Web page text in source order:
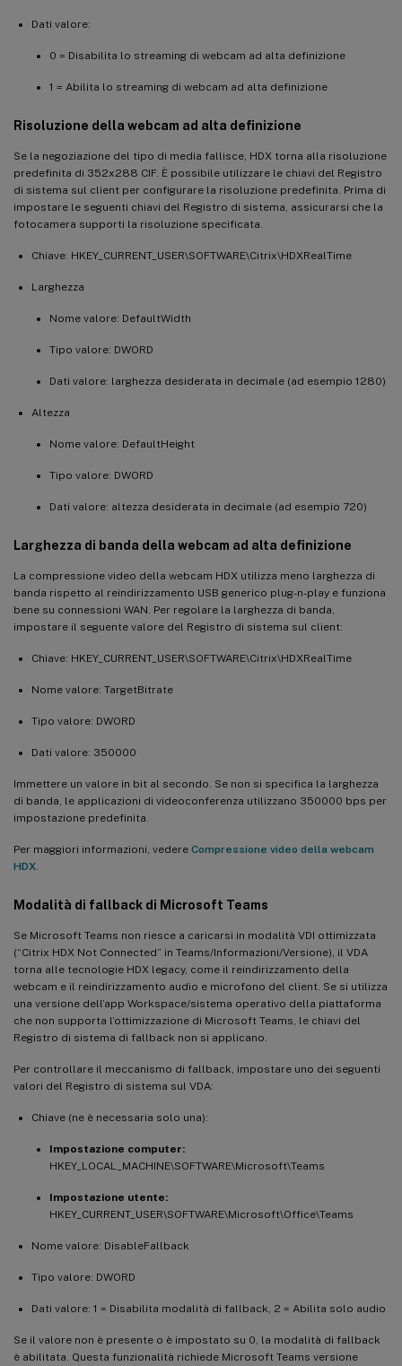
Dati valore:
0 = Disabilita lo streaming di webcam ad alta definizione
1 = Abilita lo streaming di webcam ad alta definizione
Risoluzione della webcam ad alta definizione
Se la negoziazione del tipo di media fallisce, HDX torna alla risoluzione
predefinita di 352x288 CIF. È possibile utilizzare le chiavi del Registro
di sistema sul client per configurare la risoluzione predefinita. Prima di
impostare le seguenti chiavi del Registro di sistema, assicurarsi che la
fotocamera supporti la risoluzione specificata.
Chiave: HKEY_CURRENT_USER\SOFTWARE\Citrix\HDXRealTime
Larghezza
Nome valore: DefaultWidth
Tipo valore: DWORD
Dati valore: larghezza desiderata in decimale (ad esempio 1280)
Altezza
Nome valore: DefaultHeight
Tipo valore: DWORD
Dati valore: altezza desiderata in decimale (ad esempio 720)
Larghezza di banda della webcam ad alta definizione
La compressione video della webcam HDX utilizza meno larghezza di
banda rispetto al reindirizzamento USB generico plug-n-play e funziona
bene su connessioni WAN. Per regolare la larghezza di banda,
impostare il seguente valore del Registro di sistema sul client:
Chiave: HKEY_CURRENT_USER\SOFTWARE\Citrix\HDXRealTime
Nome valore: TargetBitrate
Tipo valore: DWORD
Dati valore: 350000
Immettere un valore in bit al secondo. Se non si specifica la larghezza
di banda, le applicazioni di videoconferenza utilizzano 350000 bps per
impostazione predefinita.
Per maggiori informazioni, vedere Compressione video della webcam
HDX
Modalità di fallback di Microsoft Teams
Se Microsoft Teams non riesce a caricarsi in modalità VDI ottimizzata
(“Citrix HDX Not Connected” in Teams/Informazioni/Versione), il VDA
torna alle tecnologie HDX legacy, come il reindirizzamento della
webcam e il reindirizzamento audio e microfono del client. Se si utilizza
una versione dell’app Workspace/sistema operativo della piattaforma
che non supporta l’ottimizzazione di Microsoft Teams, le chiavi del
Registro di sistema di fallback non si applicano.
Per controllare il meccanismo di fallback, impostare uno dei seguenti
valori del Registro di sistema sul VDA:
Chiave (ne è necessaria solo una):
Impostazione computer:
HKEY_LOCAL_MACHINE\SOFTWARE\Microsoft\Teams
Impostazione utente:
HKEY_CURRENT_USER\SOFTWARE\Microsoft\Office\Teams
Nome valore: DisableFallback
Tipo valore: DWORD
Dati valore: 1 = Disabilita modalità di fallback, 2 = Abilita solo audio
Se il valore non è presente o è impostato su 0, la modalità di fallback
è abilitata. Questa funzionalità richiede Microsoft Teams versione